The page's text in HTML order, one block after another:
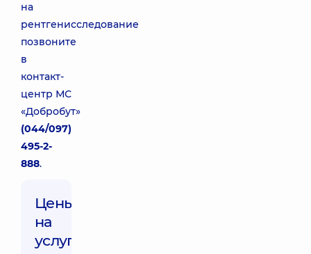
на
рентгенисследование
позвоните
в
контакт-
центр МС
«Добробут»
(044/097)
495-2-
888.
Цены
на
услуги: